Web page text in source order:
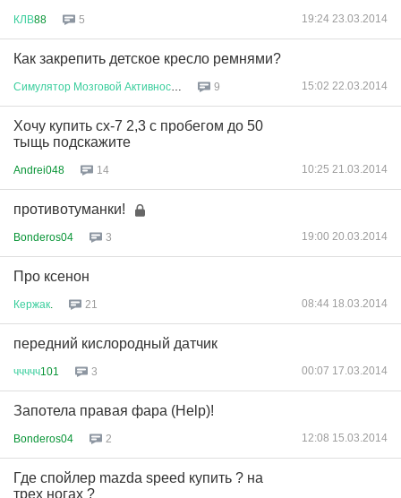
КЛВ88 5 19:24 23.03.2014
Как закрепить детское кресло ремнями?
Симулятор Мозговой Активности 9 15:02 22.03.2014
Хочу купить сх-7 2,3 с пробегом до 50
тыщь подскажите
Andrei048 14 10:25 21.03.2014
противотуманки!
Bonderos04 3 19:00 20.03.2014
Про ксенон
Кержак 21 08:44 18.03.2014
передний кислородный датчик
ччччч101 3 00:07 17.03.2014
Запотела правая фара (Help)!
Bonderos04 2 12:08 15.03.2014
Где спойлер mazda speed купить ? на
трех ногах ?